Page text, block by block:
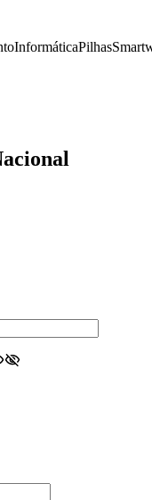
InformáticaPilhas